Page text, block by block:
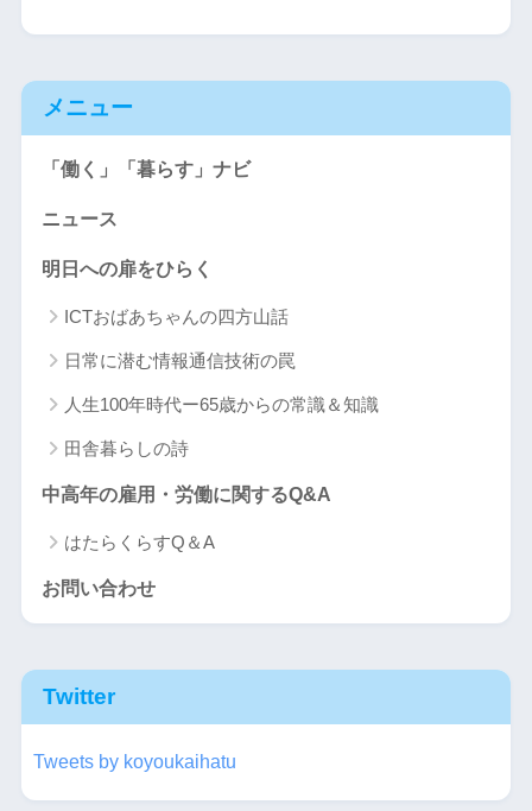
メニュー
「働く」「暮らす」ナビ
ニュース
明日への扉をひらく
ICTおばあちゃんの四方山話
日常に潜む情報通信技術の罠
人生100年時代ー65歳からの常識＆知識
田舎暮らしの詩
中高年の雇用・労働に関するQ&A
はたらくらすQ＆A
お問い合わせ
Twitter
Tweets by koyoukaihatu